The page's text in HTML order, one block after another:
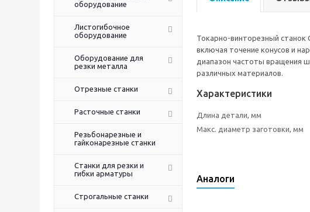
оборудование
Листогибочное
оборудование
Оборудование для
резки металла
Отрезные станки
Расточные станки
Резьбонарезные и
гайконарезные станки
Станки для резки и
гибки арматуры
Строгальные станки
Токарно-винторезный станок
включая точение конусов и
диапазон частоты вращения
различных материалов.
Характеристики
Длина детали, мм
Макс. диаметр заготовки, мм
Аналоги